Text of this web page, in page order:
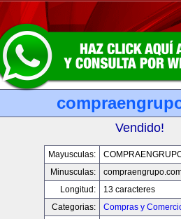
Vendido!
Mayusculas:
Minusculas:
Longitud:
13 caracteres
Categorias:
Compras y